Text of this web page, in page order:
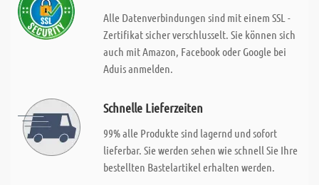
Alle Datenverbindungen sind mit einem SSL -
Zertifikat sicher verschlusselt. Sie können sich
auch mit Amazon, Facebook oder Google bei
Aduis anmelden.
Schnelle Lieferzeiten
99% alle Produkte sind lagernd und sofort
lieferbar. Sie werden sehen wie schnell Sie Ihre
bestellten Bastelartikel erhalten werden.